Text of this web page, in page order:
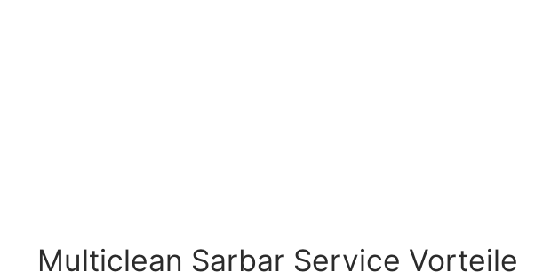
Multiclean Sarbar Service Vorteile